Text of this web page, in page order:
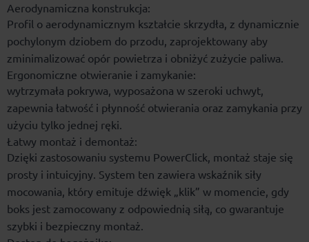
Aerodynamiczna konstrukcja:
Profil o aerodynamicznym kształcie skrzydła, z dynamicznie
pochylonym dziobem do przodu, zaprojektowany aby
zminimalizować opór powietrza i obniżyć zużycie paliwa.
Ergonomiczne otwieranie i zamykanie:
wytrzymała pokrywa, wyposażona w szeroki uchwyt,
zapewnia łatwość i płynność otwierania oraz zamykania przy
użyciu tylko jednej ręki.
Łatwy montaż i demontaż:
Dzięki zastosowaniu systemu PowerClick, montaż staje się
prosty i intuicyjny. System ten zawiera wskaźnik siły
mocowania, który emituje dźwięk „klik” w momencie, gdy
boks jest zamocowany z odpowiednią siłą, co gwarantuje
szybki i bezpieczny montaż.